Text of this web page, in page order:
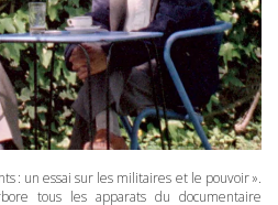
: un essai sur les militaires et le pouvoir ».
tous les apparats du documentaire